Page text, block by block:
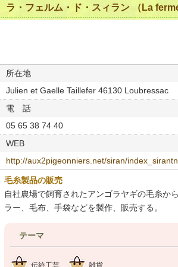
ラ・フェルム・ド・スィラン （La
所在地
Julien et Gaelle Taillefer 46130 Loubressac
電 話
05 65 38 74 40
WEB
http://aux2pigeonniers.net/siran/
毛糸製品の販売
自社農場で飼育されたアンゴラヤギの毛糸か
ラー、毛布、手袋などを製作、販売する。
テーマ
伝統工芸 雑貨